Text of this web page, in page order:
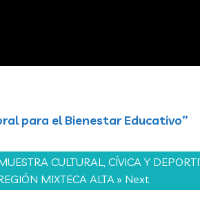
para el Bienestar Educativo”
CULTURAL, CÍVICA Y
MIXTECA ALTA » Next